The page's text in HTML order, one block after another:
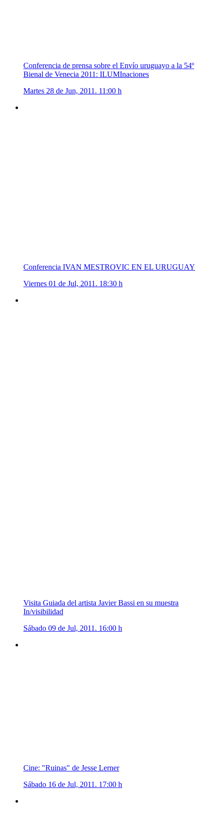
Conferencia de prensa sobre el Envío uruguayo a la 54º
Bienal de Venecia 2011: ILUMInaciones
Martes 28 de Jun, 2011. 11:00 h
Conferencia IVAN MESTROVIC EN EL URUGUAY
Viernes 01 de Jul, 2011. 18:30 h
Visita Guiada del artista Javier Bassi en su muestra
In/visibilidad
Sábado 09 de Jul, 2011. 16:00 h
Cine: "Ruinas" de Jesse Lerner
Sábado 16 de Jul, 2011. 17:00 h